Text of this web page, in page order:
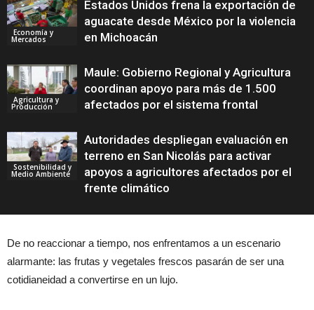
Economía y
Mercados
Estados Unidos frena la exportación de
aguacate desde México por la violencia
en Michoacán
Agricultura y
Producción
Maule: Gobierno Regional y Agricultura
coordinan apoyo para más de 1.500
afectados por el sistema frontal
Sostenibilidad y
Medio Ambiente
Autoridades despliegan evaluación en
terreno en San Nicolás para activar
apoyos a agricultores afectados por el
frente climático
De no reaccionar a tiempo, nos enfrentamos a un escenario
alarmante: las frutas y vegetales frescos pasarán de ser una
cotidianeidad a convertirse en un lujo.